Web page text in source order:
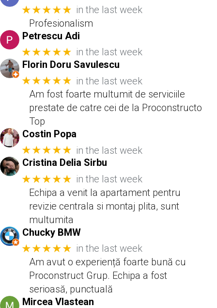
★★★★★ in the last week
Profesionalism
Petrescu Adi
★★★★★ in the last week
Florin Doru Savulescu
★★★★★ in the last week
Am fost foarte multumit de serviciile
prestate de catre cei de la Proconstructo
Top
Costin Popa
★★★★★ in the last week
Cristina Delia Sirbu
★★★★★ in the last week
Echipa a venit la apartament pentru
revizie centrala si montaj plita, sunt
multumita
Chucky BMW
★★★★★ in the last week
Am avut o experiență foarte bună cu
Proconstruct Grup. Echipa a fost
serioasă, punctuală
Mircea Vlastean